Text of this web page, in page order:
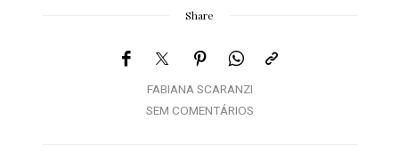
Share
FABIANA SCARANZI
SEM COMENTÁRIOS